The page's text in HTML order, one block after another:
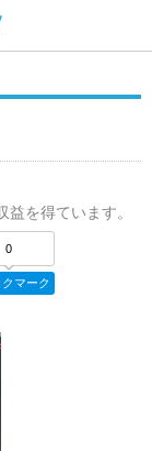
を得ています。
0
クマーク